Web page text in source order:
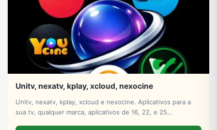
Unitv, nexatv, kplay, xcloud, nexocine
Unitv, nexatv, kplay, xcloud e nexocine. Aplicativos para a
sua tv, qualquer marca, aplicativos de 16, 22, e 25